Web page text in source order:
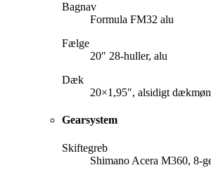
Bagnav
Formula FM32 alu
Fælge
20″ 28-huller, alu
Dæk
20×1,95″, alsidigt
Gearsystem
Skiftegreb
Shimano Acera M360, 8-